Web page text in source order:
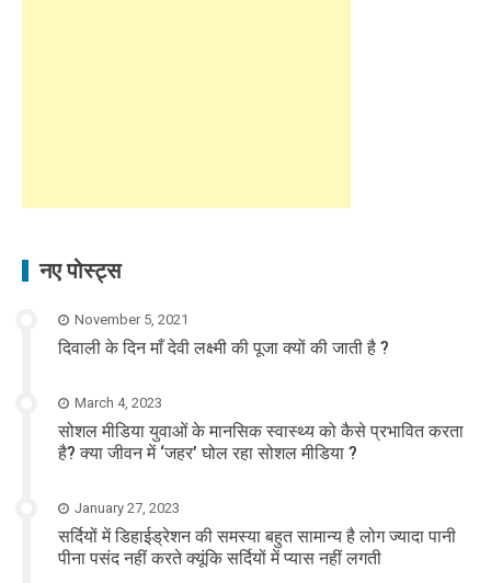
नए पोस्ट्स
November 5, 2021
दिवाली के दिन माँ देवी लक्ष्मी की पूजा क्यों की जाती है ?
March 4, 2023
सोशल मीडिया युवाओं के मानसिक स्वास्थ्य को कैसे प्रभावित करता
है? क्या जीवन में ‘जहर’ घोल रहा सोशल मीडिया ?
January 27, 2023
सर्दियों में डिहाईड्रेशन की समस्या बहुत सामान्य है लोग ज्यादा पानी
पीना पसंद नहीं करते क्यूंकि सर्दियों में प्यास नहीं लगती